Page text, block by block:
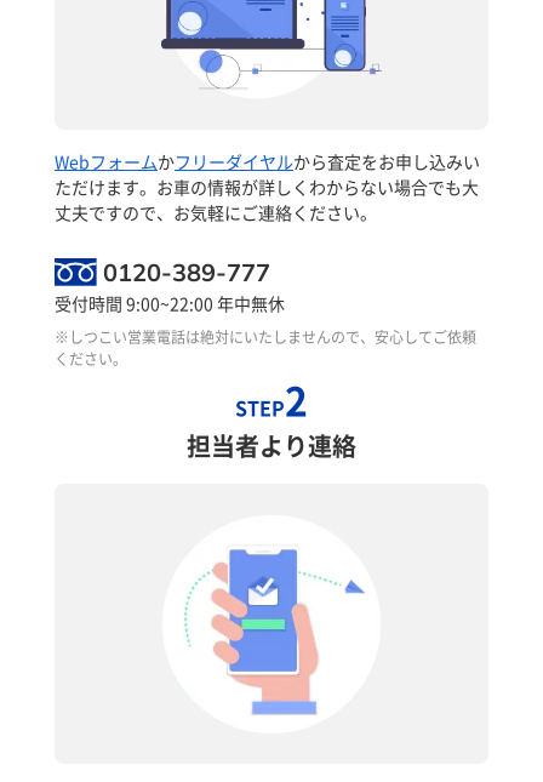
Webフォームかフリーダイヤルから査定をお申し込みい
ただけます。お車の情報が詳しくわからない場合でも大
丈夫ですので、お気軽にご連絡ください。
0120-389-777
受付時間 9:00~22:00 年中無休
※しつこい営業電話は絶対にいたしませんので、安心してご依頼
ください。
STEP2
担当者より連絡